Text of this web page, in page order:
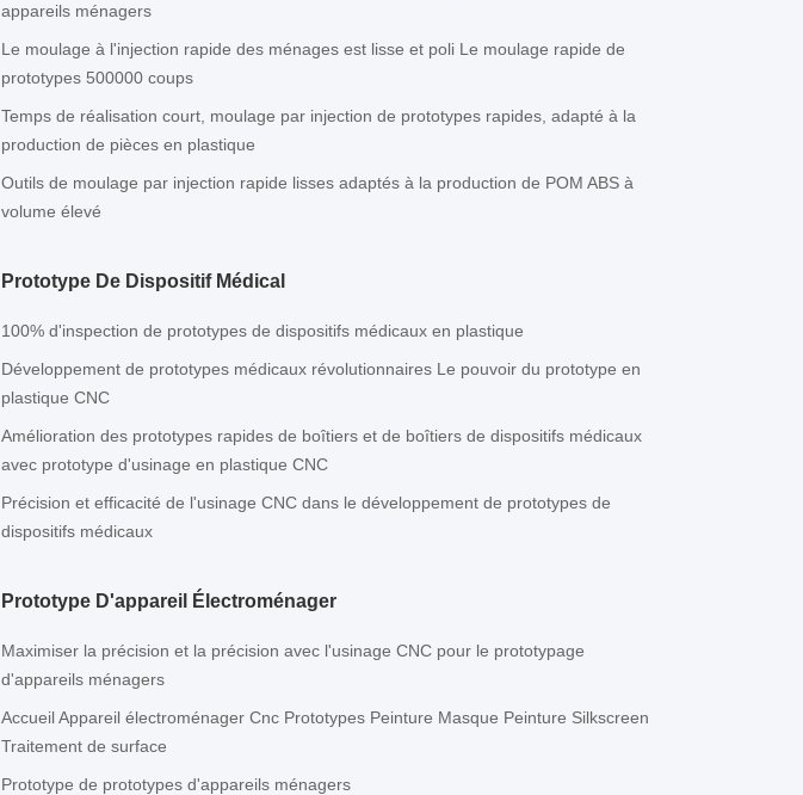
appareils ménagers
Le moulage à l'injection rapide des ménages est lisse et poli Le moulage rapide de
prototypes 500000 coups
Temps de réalisation court, moulage par injection de prototypes rapides, adapté à la
production de pièces en plastique
Outils de moulage par injection rapide lisses adaptés à la production de POM ABS à
volume élevé
Prototype De Dispositif Médical
100% d'inspection de prototypes de dispositifs médicaux en plastique
Développement de prototypes médicaux révolutionnaires Le pouvoir du prototype en
plastique CNC
Amélioration des prototypes rapides de boîtiers et de boîtiers de dispositifs médicaux
avec prototype d'usinage en plastique CNC
Précision et efficacité de l'usinage CNC dans le développement de prototypes de
dispositifs médicaux
Prototype D'appareil Électroménager
Maximiser la précision et la précision avec l'usinage CNC pour le prototypage
d'appareils ménagers
Accueil Appareil électroménager Cnc Prototypes Peinture Masque Peinture Silkscreen
Traitement de surface
Prototype de prototypes d'appareils ménagers